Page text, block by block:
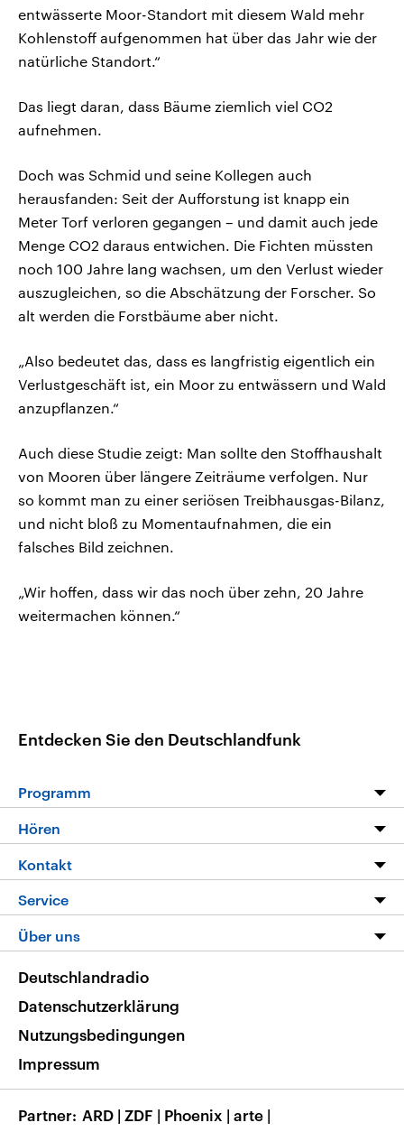
entwässerte Moor-Standort mit diesem Wald mehr
Kohlenstoff aufgenommen hat über das Jahr wie der
natürliche Standort.“
Das liegt daran, dass Bäume ziemlich viel CO2
aufnehmen.
Doch was Schmid und seine Kollegen auch
herausfanden: Seit der Aufforstung ist knapp ein
Meter Torf verloren gegangen – und damit auch jede
Menge CO2 daraus entwichen. Die Fichten müssten
noch 100 Jahre lang wachsen, um den Verlust wieder
auszugleichen, so die Abschätzung der Forscher. So
alt werden die Forstbäume aber nicht.
„Also bedeutet das, dass es langfristig eigentlich ein
Verlustgeschäft ist, ein Moor zu entwässern und Wald
anzupflanzen.“
Auch diese Studie zeigt: Man sollte den Stoffhaushalt
von Mooren über längere Zeiträume verfolgen. Nur
so kommt man zu einer seriösen Treibhausgas-Bilanz,
und nicht bloß zu Momentaufnahmen, die ein
falsches Bild zeichnen.
„Wir hoffen, dass wir das noch über zehn, 20 Jahre
weitermachen können.“
Entdecken Sie den Deutschlandfunk
Programm
Die Nachrichten
Nachrichtenleicht
Neue Beiträge auf dlf.de
Hören
Livestream
Podcasts
Deutschlandfunk App
Nachrichten App
Frequenzen
Kontakt
Hörerservice
Service
FAQ
Veranstaltungen
Musikliste
RSS
Über uns
Barrierefreiheit
Deutschlandradio
Datenschutzerklärung
Nutzungsbedingungen
Impressum
Partner ARD | ZDF | Phoenix | arte |